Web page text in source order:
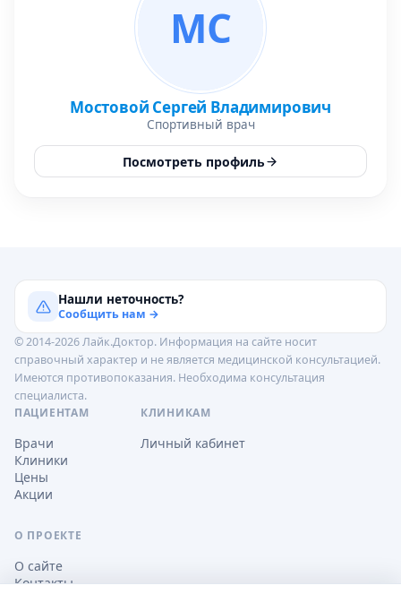
МС
Мостовой Сергей Владимирович
Спортивный врач
Посмотреть профиль
Нашли неточность?
Сообщить нам →
© 2014-2026 Лайк.Доктор. Информация на сайте носит
справочный характер и не является медицинской консультацией.
Имеются противопоказания. Необходима консультация
специалиста.
ПАЦИЕНТАМ
Врачи
Клиники
Цены
Акции
КЛИНИКАМ
Личный кабинет
О ПРОЕКТЕ
О сайте
Контакты